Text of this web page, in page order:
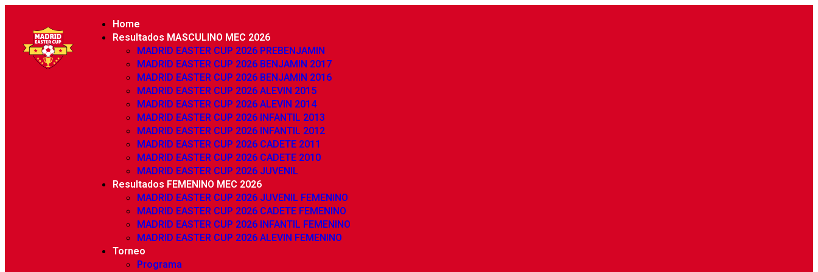
Home
Resultados MASCULINO MEC 2026
MADRID EASTER CUP 2026 PREBENJAMIN
MADRID EASTER CUP 2026 BENJAMIN 2017
MADRID EASTER CUP 2026 BENJAMIN 2016
MADRID EASTER CUP 2026 ALEVIN 2015
MADRID EASTER CUP 2026 ALEVIN 2014
MADRID EASTER CUP 2026 INFANTIL 2013
MADRID EASTER CUP 2026 INFANTIL 2012
MADRID EASTER CUP 2026 CADETE 2011
MADRID EASTER CUP 2026 CADETE 2010
MADRID EASTER CUP 2026 JUVENIL
Resultados FEMENINO MEC 2026
MADRID EASTER CUP 2026 JUVENIL FEMENINO
MADRID EASTER CUP 2026 CADETE FEMENINO
MADRID EASTER CUP 2026 INFANTIL FEMENINO
MADRID EASTER CUP 2026 ALEVIN FEMENINO
Torneo
Programa